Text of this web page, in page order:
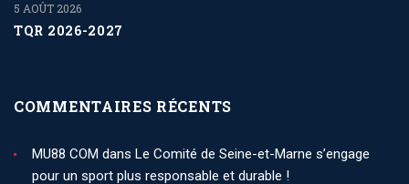
TQR 2026-2027
5 AOÛT 2026
COMMENTAIRES RÉCENTS
MU88 COM dans Le Comité de Seine-et-Marne s’engage
pour un sport plus responsable et durable !